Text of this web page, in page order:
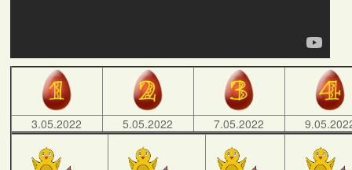
3.05.2022 5.05.2022 7.05.2022